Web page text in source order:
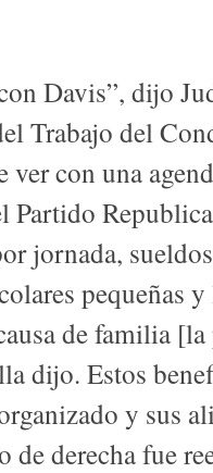
Davis”, dijo
Trabajo del
con una
Partido
jornada,
pequeñas
de familia
dijo. Estos
y sus
de derecha fue